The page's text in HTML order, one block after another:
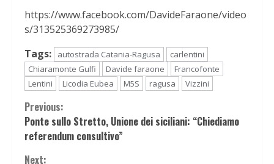
https://www.facebook.com/DavideFaraone/video
s/313525369273985/
Tags:
autostrada Catania-Ragusa
carlentini
Chiaramonte Gulfi
Davide faraone
Francofonte
Lentini
Licodia Eubea M5S ragusa Vizzini
Continue
Reading
Previous:
Ponte sullo Stretto, Unione dei siciliani: “Chiediamo
referendum consultivo”
Next: